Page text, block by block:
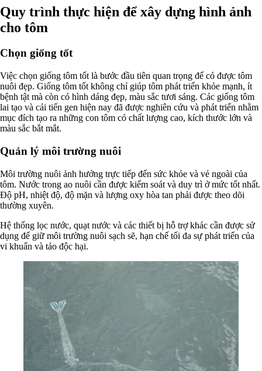
Quy trình thực hiện để xây dựng hình ảnh
cho tôm
Chọn giống tốt
Việc chọn giống tôm tốt là bước đầu tiên quan trọng để có được tôm
nuôi đẹp. Giống tôm tốt không chỉ giúp tôm phát triển khỏe mạnh, ít
bệnh tật mà còn có hình dáng đẹp, màu sắc tươi sáng. Các giống tôm
lai tạo và cải tiến gen hiện nay đã được nghiên cứu và phát triển nhằm
mục đích tạo ra những con tôm có chất lượng cao, kích thước lớn và
màu sắc bắt mắt.
Quản lý môi trường nuôi
Môi trường nuôi ảnh hưởng trực tiếp đến sức khỏe và vẻ ngoài của
tôm. Nước trong ao nuôi cần được kiểm soát và duy trì ở mức tốt nhất.
Độ pH, nhiệt độ, độ mặn và lượng oxy hòa tan phải được theo dõi
thường xuyên.
Hệ thống lọc nước, quạt nước và các thiết bị hỗ trợ khác cần được sử
dụng để giữ môi trường nuôi sạch sẽ, hạn chế tối đa sự phát triển của
vi khuẩn và tảo độc hại.